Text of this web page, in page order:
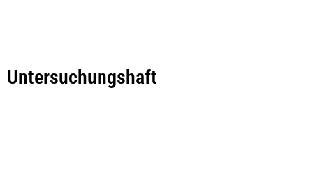
Untersuchungshaft